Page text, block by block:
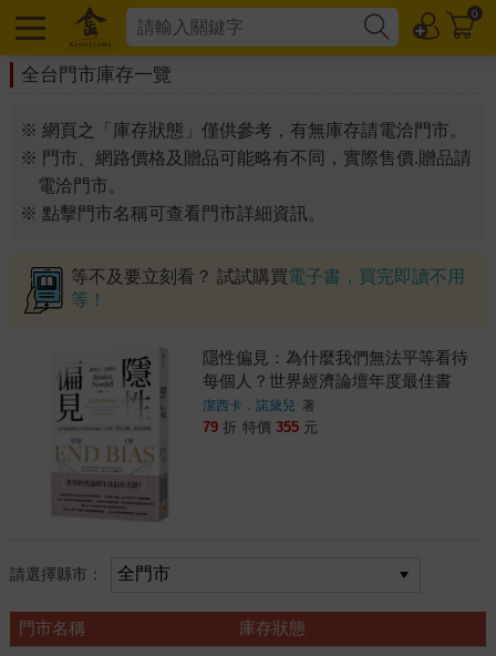
0
全台門市庫存一覽
※ 網頁之「庫存狀態」僅供參考，有無庫存請電洽門市。
※ 門市、網路價格及贈品可能略有不同，實際售價.贈品請
電洽門市。
※ 點擊門市名稱可查看門市詳細資訊。
等不及要立刻看？ 試試購買電子書，買完即讀不用
等！
隱性偏見：為什麼我們無法平等看待
每個人？世界經濟論壇年度最佳書
籍！
潔西卡．諾黛兒 著
79 折 特價 355 元
請選擇縣市：
門市名稱 庫存狀態